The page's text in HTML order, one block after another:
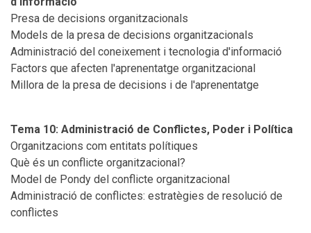
Presa de decisions organitzacionals
Models de la presa de decisions organitzacionals
Administració del coneixement i tecnologia d'informació
Factors que afecten l'aprenentatge organitzacional
Millora de la presa de decisions i de l'aprenentatge
Tema 10: Administració de Conflictes, Poder i Política
Organitzacions com entitats polítiques
Què és un conflicte organitzacional?
Model de Pondy del conflicte organitzacional
Administració de conflictes: estratègies de resolució de
conflictes